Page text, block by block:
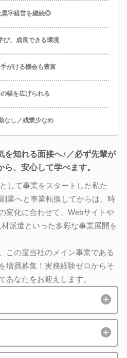
黒字経営を継続◎
び、成長できる環境
がける機会も豊富
幅を広げられる
なし／残業少なめ
を知れる面接へ♪／必ず先輩が
、安心して学べます。
して事業をスタートした私た
業へと事業転換してからは、時
変化に合わせて、Webサイトや
派遣といった多彩な事業展開を
この度当社のメイン事業である
増員募集！実務経験ゼロからそ
あなたをお迎えします。